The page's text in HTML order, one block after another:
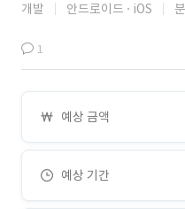
개발 안드로이드 iOS
1
예상 금액
예상 기간